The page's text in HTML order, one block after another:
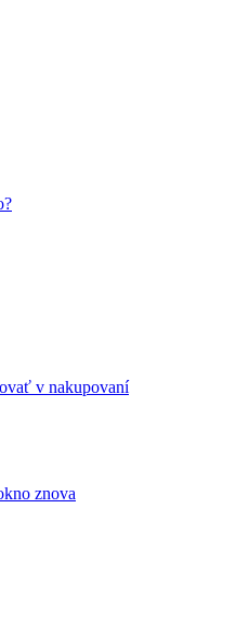
v nakupovaní
znova